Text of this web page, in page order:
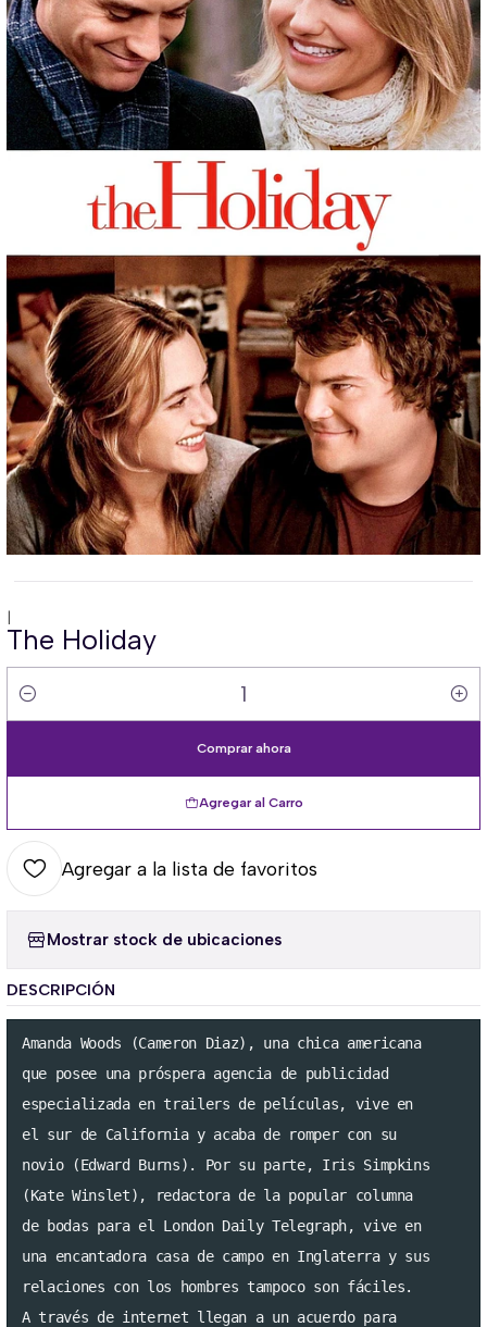
|
The Holiday
Cantidad
Agregar al Carro
Comprar ahora
Agregar a la lista de favoritos
Mostrar stock de ubicaciones
DESCRIPCIÓN
Amanda Woods (Cameron Diaz), una chica americana
que posee una próspera agencia de publicidad
especializada en trailers de películas, vive en
el sur de California y acaba de romper con su
novio (Edward Burns). Por su parte, Iris Simpkins
(Kate Winslet), redactora de la popular columna
de bodas para el London Daily Telegraph, vive en
una encantadora casa de campo en Inglaterra y sus
relaciones con los hombres tampoco son fáciles.
A través de internet llegan a un acuerdo para